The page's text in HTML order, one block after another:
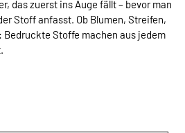
das zuerst ins Auge fällt – bevor man
Stoff anfasst. Ob Blumen, Streifen,
: Bedruckte Stoffe machen aus jedem